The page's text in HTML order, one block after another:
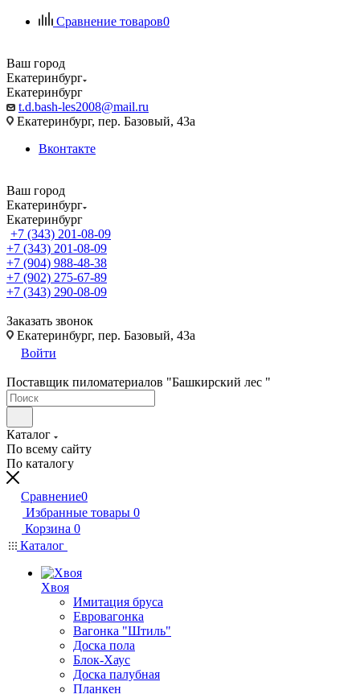
Сравнение товаров0
Ваш город
Екатеринбург
Екатеринбург
t.d.bash-les2008@mail.ru
Екатеринбург, пер. Базовый, 43а
Вконтакте
Ваш город
Екатеринбург
Екатеринбург
+7 (343) 201-08-09
+7 (343) 201-08-09
+7 (904) 988-48-38
+7 (902) 275-67-89
+7 (343) 290-08-09
Заказать звонок
Екатеринбург, пер. Базовый, 43а
Войти
Поставщик пиломатериалов "Башкирский лес "
Каталог
По всему сайту
По каталогу
Сравнение0
Избранные товары 0
Корзина 0
Каталог
Хвоя
Имитация бруса
Евровагонка
Вагонка "Штиль"
Доска пола
Блок-Хаус
Доска палубная
Планкен